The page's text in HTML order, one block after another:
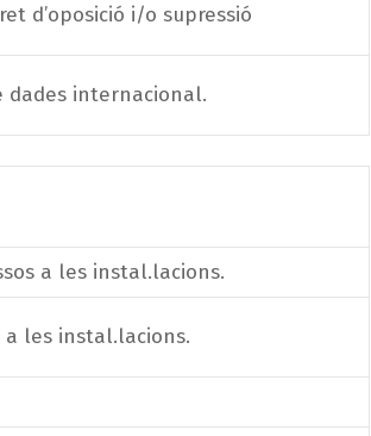
d’oposició i/o supressió
dades internacional.
a les instal.lacions.
a les instal.lacions.